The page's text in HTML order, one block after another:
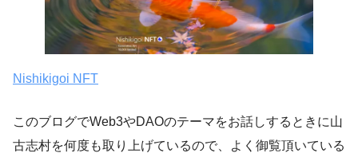
Nishikigoi NFT
このブログでWeb3やDAOのテーマをお話しするときに山
古志村を何度も取り上げているので、よく御覧頂いている